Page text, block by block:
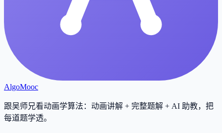
AlgoMooc
跟吴师兄看动画学算法：动画讲解 + 完整题解 + AI 助教，把
每道题学透。